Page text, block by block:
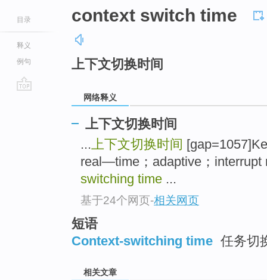
目录
释义
例句
context switch time
上下文切换时间
网络释义
上下文切换时间
...上下文切换时间
real—time；adaptive；interrupt
switching time ...
基于24个网页-相关网页
短语
Context-switching time 任务切
相关文章